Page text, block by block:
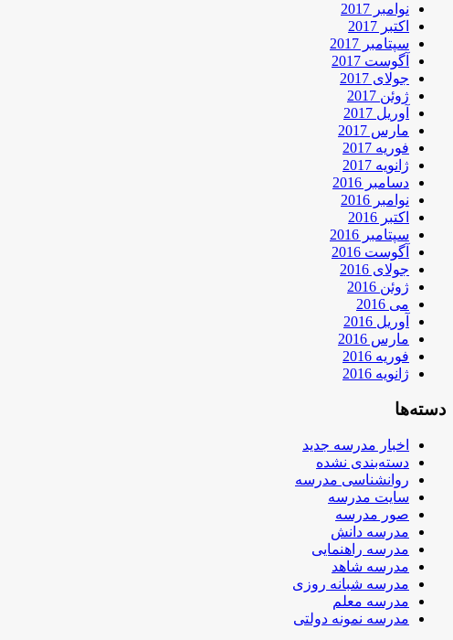
نوامبر 2017
اکتبر 2017
سپتامبر 2017
آگوست 2017
جولای 2017
ژوئن 2017
آوریل 2017
مارس 2017
فوریه 2017
ژانویه 2017
دسامبر 2016
نوامبر 2016
اکتبر 2016
سپتامبر 2016
آگوست 2016
جولای 2016
ژوئن 2016
می 2016
آوریل 2016
مارس 2016
فوریه 2016
ژانویه 2016
دسته‌ها
اخبار مدرسه جدید
دسته‌بندی نشده
روانشناسی مدرسه
سایت مدرسه
صور مدرسه
مدرسه دانش
مدرسه راهنمایی
مدرسه شاهد
مدرسه شبانه روزی
مدرسه معلم
مدرسه نمونه دولتی